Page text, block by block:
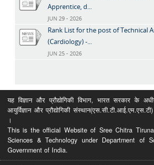
Apprentice, d...
JUN 29 - 2026
Rank List for the post of Technical
(Cardiology) -...
JUN 25 - 2026
यह विज्ञान और प्रौद्योगिकी विभाग, भारत सरकार के
आयुर्विज्ञान और प्रौद्योगिकी
।
This is the official Website of Sree Chitra
Sciences & Technology under Department of
Government of India.